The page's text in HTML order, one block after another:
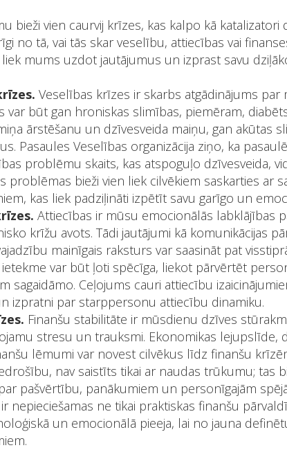
bieži vien caurvij krīzes, kas kalpo kā katalizatori
no tā, vai tās skar veselību, attiecības vai
mums uzdot jautājumus un izprast savu
Veselības krīzes ir skarbs atgādinājums
var būt gan hroniskas slimības, piemēram,
ārstēšanu un dzīvesveida maiņu, gan akūtas
Pasaules Veselības organizācija ziņo, ka
problēmu skaits, kas atspoguļo dzīvesveida,
problēmas bieži vien liek cilvēkiem saskarties ar
kas liek padziļināti izpētīt savu garīgo un
Attiecības ir mūsu emocionālās labklājības
krīžu avots. Tādi jautājumi kā komunikācijas
mainīgais raksturs var saasināt pat
var būt ļoti spēcīga, liekot pārvērtēt
sagaidāmo. Ceļojums cauri attiecību
izpratni par starppersonu attiecību dinamiku.
Finanšu stabilitāte ir mūsdienu dzīves
stresu un trauksmi. Ekonomikas lejupslīde,
lēmumi var novest cilvēkus līdz finanšu
nav saistīts tikai ar naudas trūkumu; tas
pašvērtību, panākumiem un personīgajām
nepieciešamas ne tikai praktiskas finanšu
un emocionālā pieeja, lai no jauna